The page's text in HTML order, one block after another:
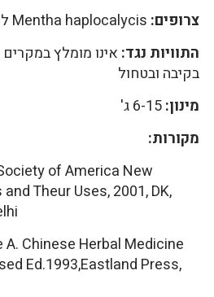
צרופים:
התוויות נגד: אינו מומלץ
בקיבה ובטחול
מינון:
מקורות:
of America New
Theur Uses, 2001, DK,
A. Chinese Herbal Medicine
Ed.1993,Eastland Press,